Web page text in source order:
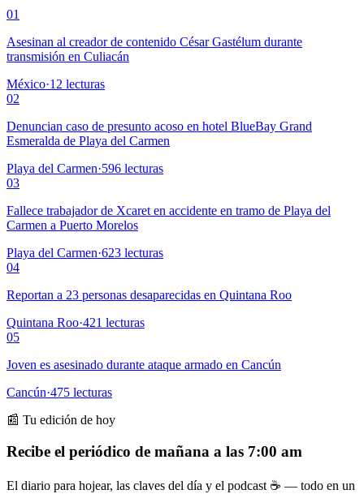
01
Asesinan al creador de contenido César Gastélum durante
transmisión en Culiacán
México·12 lecturas
02
Denuncian caso de presunto acoso en hotel BlueBay Grand
Esmeralda de Playa del Carmen
Playa del Carmen·596 lecturas
03
Fallece trabajador de Xcaret en accidente en tramo de Playa del
Carmen a Puerto Morelos
Playa del Carmen·623 lecturas
04
Reportan a 23 personas desaparecidas en Quintana Roo
Quintana Roo·421 lecturas
05
Joven es asesinado durante ataque armado en Cancún
Cancún·475 lecturas
📰 Tu edición de hoy
Recibe el periódico de mañana a las 7:00 am
El diario para hojear, las claves del día y el podcast ☕ — todo en un